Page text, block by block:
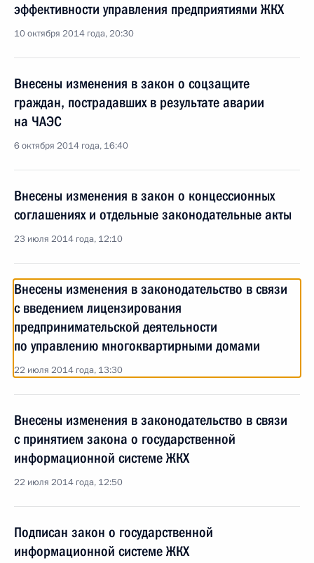
эффективности управления предприятиями ЖКХ
10 октября 2014 года, 20:30
Внесены изменения в закон о соцзащите
граждан, пострадавших в результате аварии
на ЧАЭС
6 октября 2014 года, 16:40
Внесены изменения в закон о концессионных
соглашениях и отдельные законодательные акты
23 июля 2014 года, 12:10
Внесены изменения в законодательство в связи
с введением лицензирования
предпринимательской деятельности
по управлению многоквартирными домами
22 июля 2014 года, 13:30
Внесены изменения в законодательство в связи
с принятием закона о государственной
информационной системе ЖКХ
22 июля 2014 года, 12:50
Подписан закон о государственной
информационной системе ЖКХ